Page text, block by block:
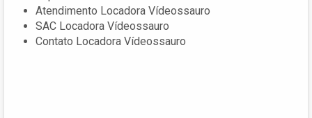
Atendimento Locadora Vídeossauro
SAC Locadora Vídeossauro
Contato Locadora Vídeossauro